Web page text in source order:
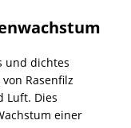
und dichtes
Rasenfilz
Luft. Dies
einer